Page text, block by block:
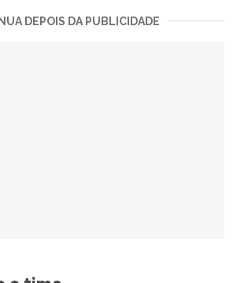
DEPOIS DA PUBLICIDADE